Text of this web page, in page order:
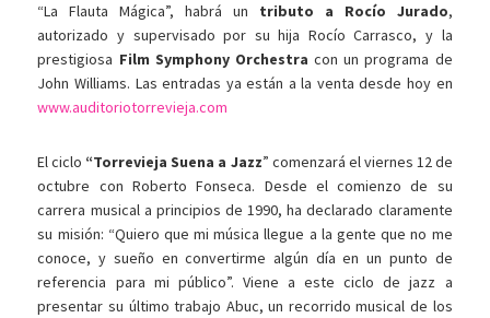
“La Flauta Mágica”, habrá un tributo a Rocío Jurado,
autorizado y supervisado por su hija Rocío Carrasco, y la
prestigiosa Film Symphony Orchestra con un programa de
John Williams. Las entradas ya están a la venta desde hoy en
www.auditoriotorrevieja.com
El ciclo “Torrevieja Suena a Jazz” comenzará el viernes 12 de
octubre con Roberto Fonseca. Desde el comienzo de su
carrera musical a principios de 1990, ha declarado claramente
su misión: “Quiero que mi música llegue a la gente que no me
conoce, y sueño en convertirme algún día en un punto de
referencia para mi público”. Viene a este ciclo de jazz a
presentar su último trabajo Abuc, un recorrido musical de los